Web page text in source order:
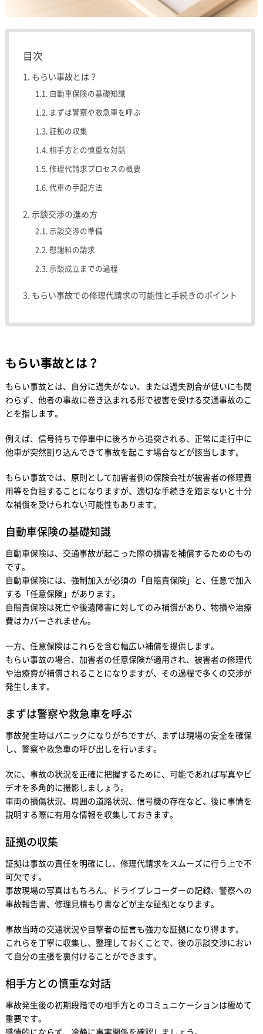
目次
もらい事故とは？
自動車保険の基礎知識
まずは警察や救急車を呼ぶ
証拠の収集
相手方との慎重な対話
修理代請求プロセスの概要
代車の手配方法
示談交渉の進め方
示談交渉の準備
慰謝料の請求
示談成立までの過程
もらい事故での修理代請求の可能性と手続きのポイント
もらい事故とは？
もらい事故とは、自分に過失がない、または過失割合が低いにも関
わらず、他者の事故に巻き込まれる形で被害を受ける交通事故のこ
とを指します。
例えば、信号待ちで停車中に後ろから追突される、正常に走行中に
他車が突然割り込んできて事故を起こす場合などが該当します。
もらい事故では、原則として加害者側の保険会社が被害者の修理費
用等を負担することになりますが、適切な手続きを踏まないと十分
な補償を受けられない可能性もあります。
自動車保険の基礎知識
自動車保険は、交通事故が起こった際の損害を補償するためのもの
です。
自動車保険には、強制加入が必須の「自賠責保険」と、任意で加入
する「任意保険」があります。
自賠責保険は死亡や後遺障害に対してのみ補償があり、物損や治療
費はカバーされません。
一方、任意保険はこれらを含む幅広い補償を提供します。
もらい事故の場合、加害者の任意保険が適用され、被害者の修理代
や治療費が補償されることになりますが、その過程で多くの交渉が
発生します。
まずは警察や救急車を呼ぶ
事故発生時はパニックになりがちですが、まずは現場の安全を確保
し、警察や救急車の呼び出しを行います。
次に、事故の状況を正確に把握するために、可能であれば写真やビ
デオを多角的に撮影しましょう。
車両の損傷状況、周囲の道路状況、信号機の存在など、後に事情を
説明する際に有用な情報を収集しておきます。
証拠の収集
証拠は事故の責任を明確にし、修理代請求をスムーズに行う上で不
可欠です。
事故現場の写真はもちろん、ドライブレコーダーの記録、警察への
事故報告書、修理見積もり書などが主な証拠となります。
事故当時の交通状況や目撃者の証言も強力な証拠になり得ます。
これらを丁寧に収集し、整理しておくことで、後の示談交渉におい
て自分の主張を裏付けることができます。
相手方との慎重な対話
事故発生後の初期段階での相手方とのコミュニケーションは極めて
重要です。